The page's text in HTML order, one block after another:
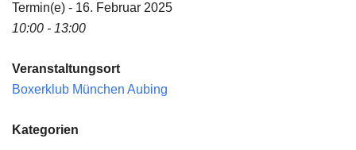
Termin(e) - 16. Februar 2025
10:00 - 13:00
Veranstaltungsort
Boxerklub München Aubing
Kategorien